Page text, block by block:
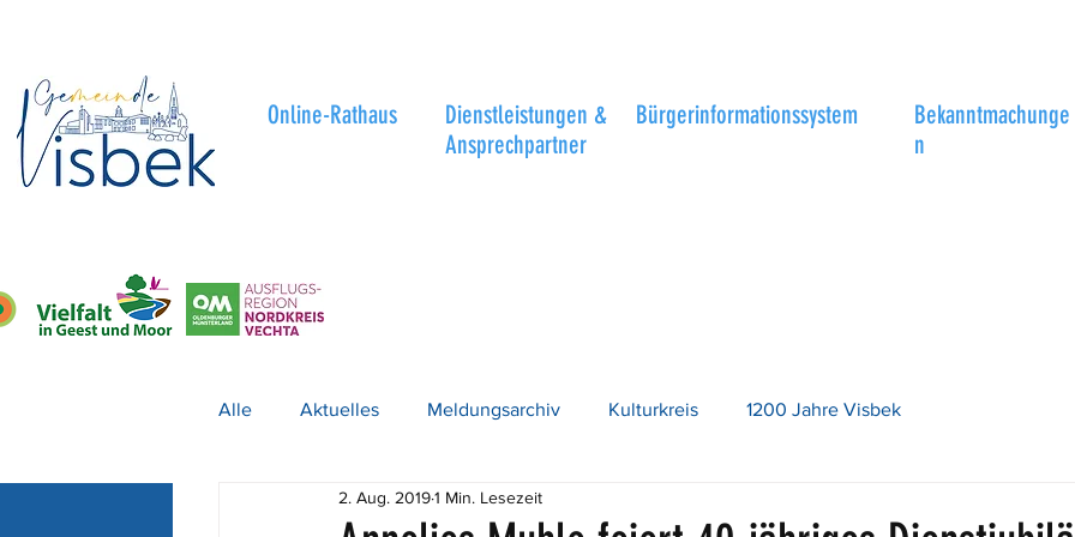
Online-Rathaus
Dienstleistungen &
Ansprechpartner
Bürgerinformationssystem
Bekanntmachunge
n
Alle Aktuelles Meldungsarchiv Kulturkreis 1200 Jahre Visbek
2. Aug. 20191 Min. Lesezeit